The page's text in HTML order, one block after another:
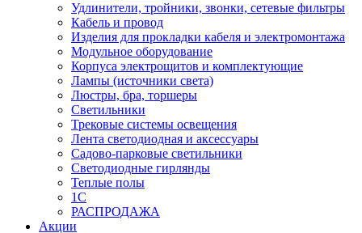
Удлинители, тройники, звонки, сетевые фильтры
Кабель и провод
Изделия для прокладки кабеля и электромонтажа
Модульное оборудование
Корпуса электрощитов и комплектующие
Лампы (источники света)
Люстры, бра, торшеры
Светильники
Трековые системы освещения
Лента светодиодная и аксессуары
Садово-парковые светильники
Светодиодные гирлянды
Теплые полы
1С
РАСПРОДАЖА
Акции